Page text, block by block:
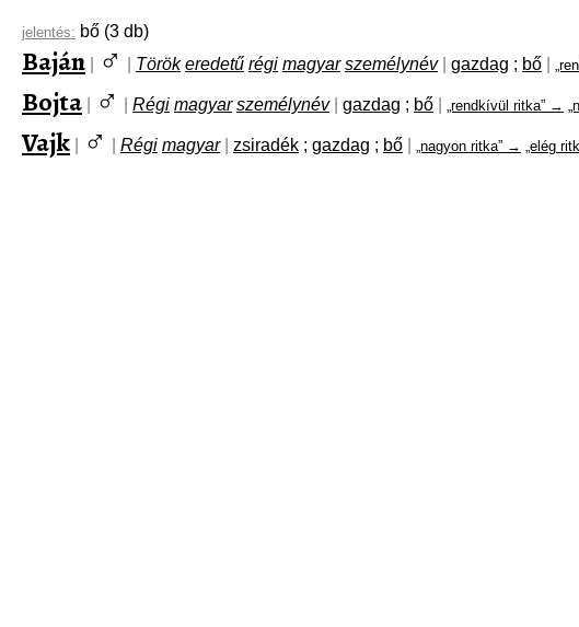
jelentés: bő (3 db)
Baján ♂ Török eredetű régi magyar személynév gazdag ; bő
Bojta ♂ Régi magyar személynév gazdag ; bő „rendkívül ritka” →
Vajk ♂ Régi magyar zsiradék ; gazdag ; bő „nagyon ritka” → „elég